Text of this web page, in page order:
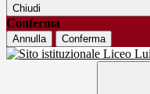
Chiudi
Conferma
Annulla Conferma